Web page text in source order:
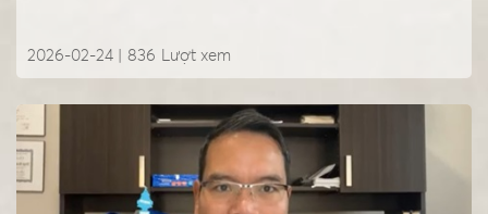
2026-02-24 | Lượt xem
836